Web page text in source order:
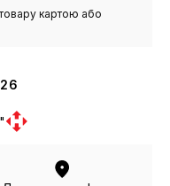
картою або